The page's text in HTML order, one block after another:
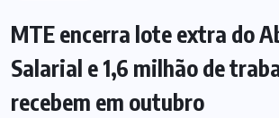
MTE encerra lote extra do
Salarial e 1,6 milhão de
recebem em outubro